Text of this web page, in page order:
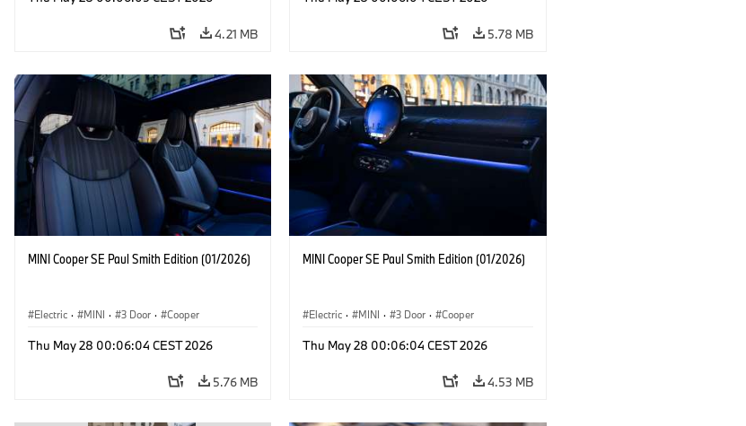
4.21 MB 5.78 MB
MINI Cooper SE Paul Smith Edition (01/2026)
Electric · MINI · 3 Door · Cooper
Thu May 28 00:06:04 CEST 2026
5.76 MB
MINI Cooper SE Paul Smith Edition (01/2026)
Electric · MINI · 3 Door · Cooper
Thu May 28 00:06:04 CEST 2026
4.53 MB